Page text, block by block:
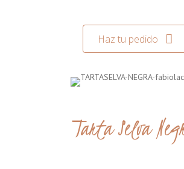
Haz tu pedido
Tarta Selva